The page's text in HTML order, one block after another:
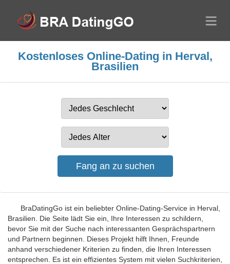
Kostenloses Online-Dating in Herval,
Brasilien
BraDatingGo ist ein beliebter Online-Dating-Service in Herval,
Brasilien. Die Seite lädt Sie ein, Ihre Interessen zu schildern,
bevor Sie mit der Suche nach interessanten Gesprächspartnern
und Partnern beginnen. Dieses Projekt hilft Ihnen, Freunde
anhand verschiedener Kriterien zu finden, die Ihren Interessen
entsprechen. Es ist ein effizientes System mit vielen Suchkriterien,